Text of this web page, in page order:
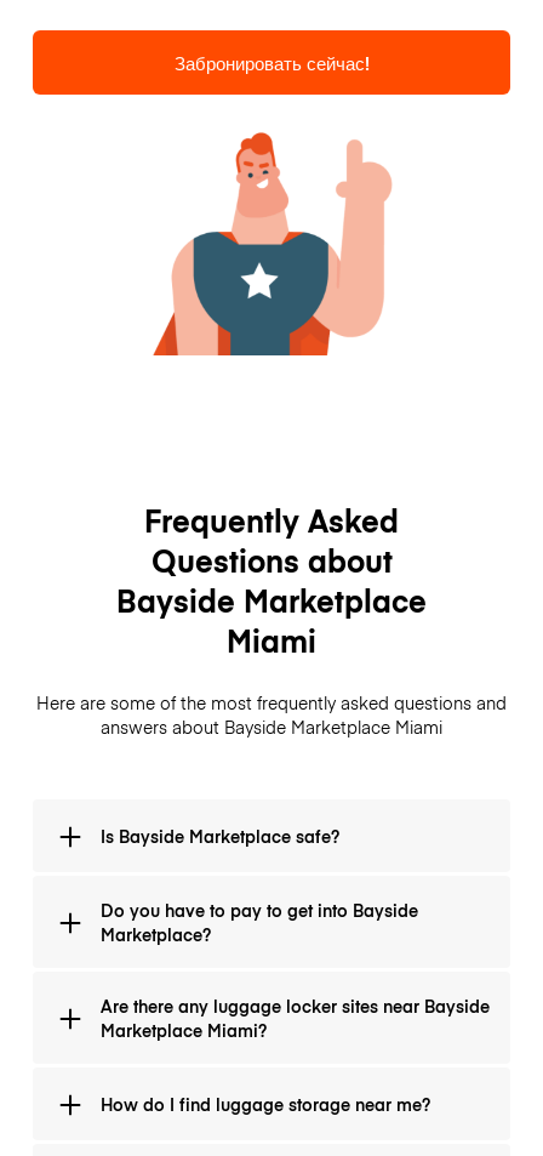
Забронировать сейчас!
Frequently Asked
Questions about
Bayside Marketplace
Miami
Here are some of the most frequently asked questions and
answers about Bayside Marketplace Miami
Is Bayside Marketplace safe?
It is secure, and you can park, go around it, and then
depart without ever leaving the premises. There are
always police around, and there is nearly never an
Do you have to pay to get into Bayside
Marketplace?
No, you don´t have to pay. Entry is free.
Are there any luggage locker sites near Bayside
Marketplace Miami?
Yes, the Bayside Marketplace neighborhood has
storage lockers and several other luggage drop-off
How do I find luggage storage near me?